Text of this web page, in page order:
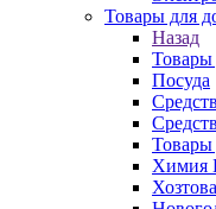
Товары для
Назад
Товары
Посуда
Товары
Химия